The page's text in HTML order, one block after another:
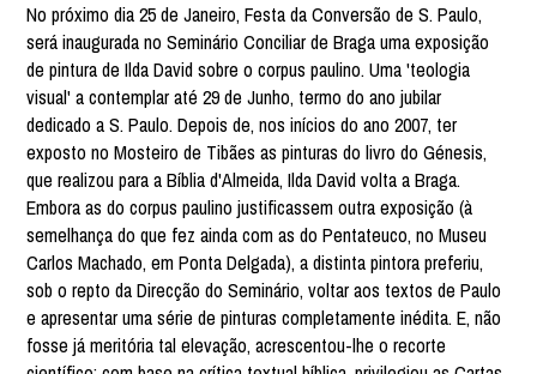
No próximo dia 25 de Janeiro, Festa da Conversão de S. Paulo,
será inaugurada no Seminário Conciliar de Braga uma exposição
de pintura de Ilda David sobre o corpus paulino. Uma 'teologia
visual' a contemplar até 29 de Junho, termo do ano jubilar
dedicado a S. Paulo. Depois de, nos inícios do ano 2007, ter
exposto no Mosteiro de Tibães as pinturas do livro do Génesis,
que realizou para a Bíblia d'Almeida, Ilda David volta a Braga.
Embora as do corpus paulino justificassem outra exposição (à
semelhança do que fez ainda com as do Pentateuco, no Museu
Carlos Machado, em Ponta Delgada), a distinta pintora preferiu,
sob o repto da Direcção do Seminário, voltar aos textos de Paulo
e apresentar uma série de pinturas completamente inédita. E, não
fosse já meritória tal elevação, acrescentou-lhe o recorte